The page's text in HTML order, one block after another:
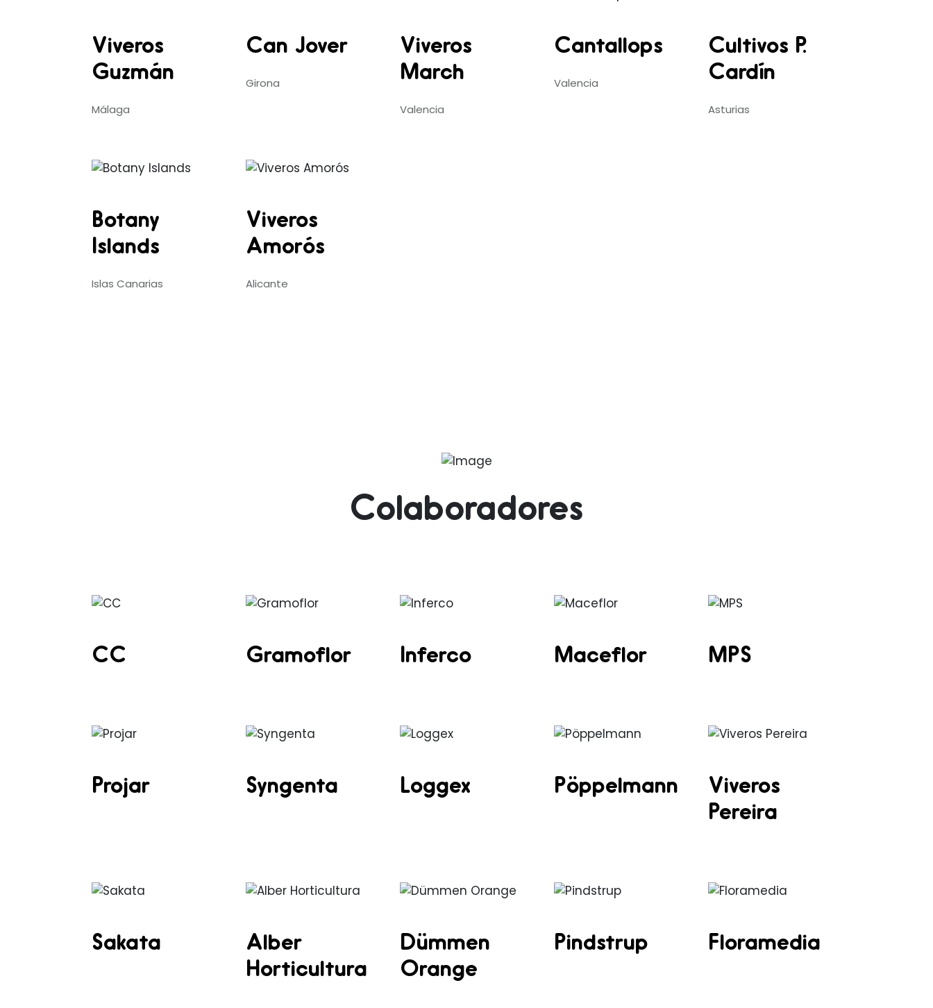
Viveros
Guzmán
Málaga
Can Jover
Girona
Viveros
March
Valencia
Cantallops
Valencia
Cultivos P.
Cardín
Asturias
Botany
Islands
Islas Canarias
Viveros
Amorós
Alicante
Colaboradores
CC Gramoflor Inferco Maceflor MPS
Projar Syngenta Loggex Pöppelmann
Viveros
Pereira
Sakata
Alber
Horticultura
Dümmen
Orange
Pindstrup Floramedia